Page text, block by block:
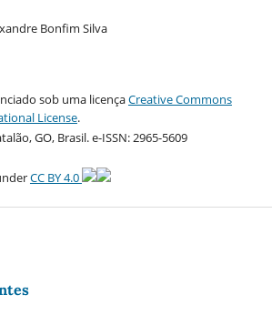
Bonfim Silva
sob uma licençaCreative Commons
License.
GO, Brasil. e-ISSN: 2965-5609
CC BY 4.0